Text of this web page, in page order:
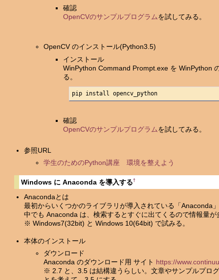
確認
OpenCVのサンプルプログラムを試してみる。
OpenCV のインストール(Python3.5)
インストール
WinPython Command Prompt.exe を WinPython
る。
pip install opencv_python
確認
OpenCVのサンプルプログラムを試してみる。
参照URL
学生のためのPython講座 環境を整えよう
Windows に Anaconda を導入する†
Anacondaとは
最初からいくつかのライブラリが導入されている「Anaconda
中でも Anaconda は、検索するとすぐに出てくるので情報量が
※ Windows7(32bit) と Windows 10(64bit) で試みる。
本体のインストール
ダウンロード
Anaconda のダウンロード用 サイト https://
※ 2.7 と、3.5 は結構違うらしい。文章やサンプルプロ